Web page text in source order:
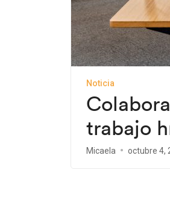
Noticia
trabajo
Micaela octubre 4,